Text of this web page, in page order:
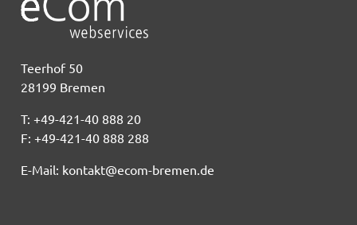
Teerhof 50
28199 Bremen
T: +49-421-40 888 20
F: +49-421-40 888 288
E-Mail: kontakt@ecom-bremen.de